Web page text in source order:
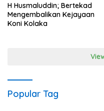
H Husmaluddin; Bertekad
Mengembalikan Kejayaan
Koni Kolaka
Popular Tag